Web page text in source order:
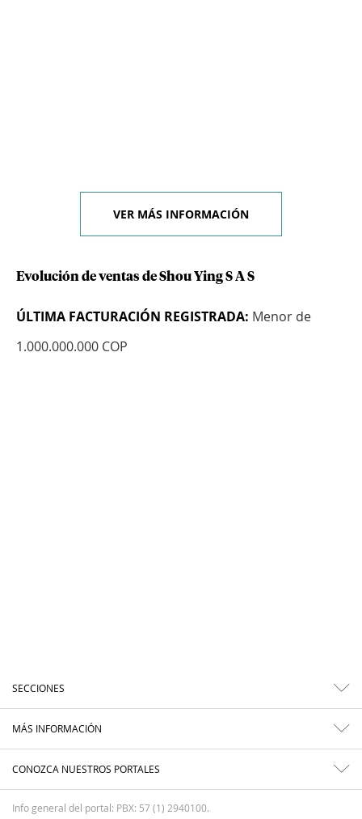
VER MÁS INFORMACIÓN
Evolución de ventas de Shou Ying S A S
ÚLTIMA FACTURACIÓN REGISTRADA: Menor de
1.000.000.000 COP
SECCIONES
MÁS INFORMACIÓN
CONOZCA NUESTROS PORTALES
Info general del portal: PBX: 57 (1) 2940100.